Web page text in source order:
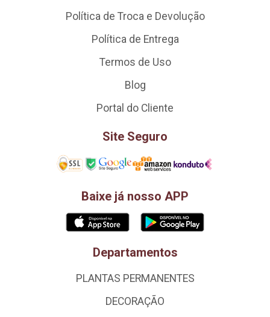
Política de Troca e Devolução
Política de Entrega
Termos de Uso
Blog
Portal do Cliente
Site Seguro
Baixe já nosso APP
Departamentos
PLANTAS PERMANENTES
DECORAÇÃO